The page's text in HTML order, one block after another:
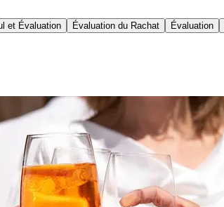
et Évaluation Évaluation du Rachat Évaluation